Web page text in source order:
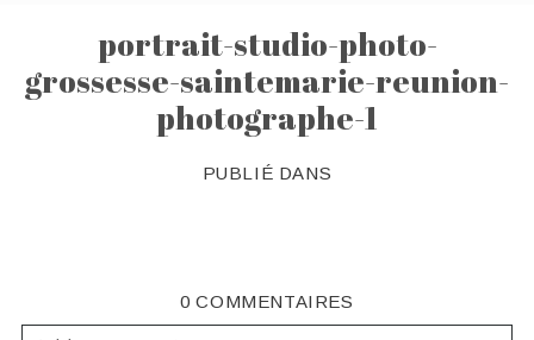
portrait-studio-photo-
grossesse-saintemarie-reunion-
photographe-1
PUBLIÉ DANS
0 COMMENTAIRES